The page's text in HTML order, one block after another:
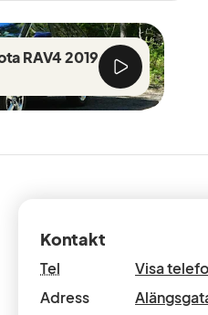
RAV4 2019
Kontakt
Tel
Visa
Adress